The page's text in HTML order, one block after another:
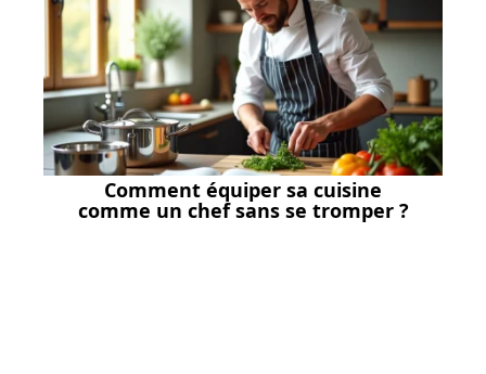
Comment équiper sa cuisine
comme un chef sans se tromper ?